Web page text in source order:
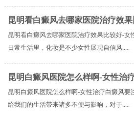
昆明看白癜风去哪家医院治疗效
昆明看白癜风去哪家医院治疗效果比较好-女
日常生活里，化妆是不少女性展现自信风.....
昆明白癜风医院怎么样啊-女性治
昆明白癜风医院怎么样啊-女性治疗白癜风要
给我们的生活带来诸多不便与影响，对于.....